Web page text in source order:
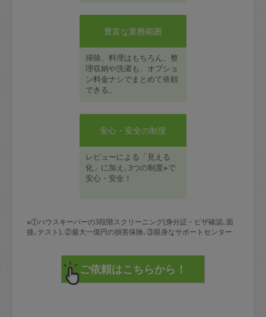
豊富な業務範囲
掃除、料理はもちろん、整
理収納や洗濯も、オプショ
ン料金ナシでまとめて依頼
できる。
安心・安全の制度
レビューによる「見える
化」に加え､3つの制度※で
安心・安全！
※①ハウスキーパーの3段階スクリーニング(身分証・ビザ確認､面
接､テスト)､②最大一億円の損害保険､③親身なサポートセンター